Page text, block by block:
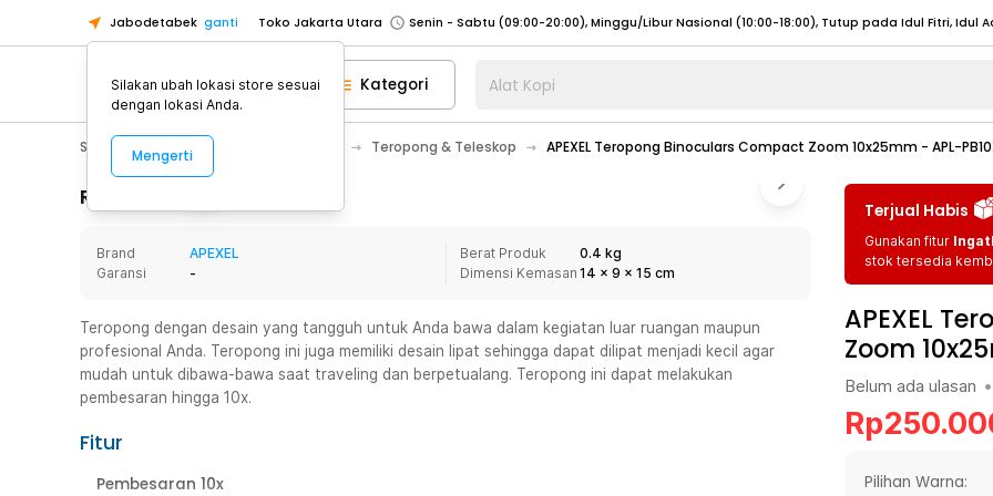
Jabodetabek ganti Toko Jakarta Utara
Toko Tangerang
Toko Cikupa
Pick n Go Jakarta Barat
Senin - Jumat (07:00 - 20:00), Sabtu - Minggu (08:00 - 20:00), Tutup pada Idul Fitri
Pick n Go Bekasi
Senin - Jumat (08:00 - 20:00), Sabtu - Minggu/ Libur Nasional (08:00 - 17:00) Selengkapnya
Senin - Jumat (08:00 - 20:00), Sabtu - Minggu/ Libur Nasional (08:00 - 17:00) Selengkapnya
Senin - Sabtu (09:00-20:00), Minggu/Libur Nasional (12:00-20:00), Tutup pada Idul Fitri
Senin - Sabtu (09:00-20:00), Minggu/Libur Nasional (12:00-20:00), Tutup pada Idul Fitri
Toko Tangerang
Toko Cikupa
Pick n Go Jakarta Barat
Senin - Jumat (07:00 - 20:00), Sabtu - Minggu (08:00 - 20:00), Tutup pada Idul Fitri
Senin - Jumat (08:00 - 20:00), Sabtu - Minggu/ Libur Nasional (08:00 - 17:00) Selengkapnya
Kategori Alat Kopi
Sport & Outdoor Teropong & Teleskop APEXEL Teropong Binoculars Compact Zoom 10x25mm - APL-
Rincian Produk
Brand
APEXEL
Garansi
-
Berat Produk
0.4 kg
Dimensi Kemasan 14 x 9 x 15 cm
Teropong dengan desain yang tangguh untuk Anda bawa dalam kegiatan luar ruangan maupun
profesional Anda. Teropong ini juga memiliki desain lipat sehingga dapat dilipat menjadi kecil agar
mudah untuk dibawa-bawa saat traveling dan berpetualang. Teropong ini dapat melakukan
pembesaran hingga 10x.
Fitur
Pembesaran 10x
Terjual Habis
Gunakan fitur
stok tersedia
APEXEL
Zoom
Belum ada ulasan •
Rp
Pilihan Warna:
Silakan ubah lokasi store sesuai
dengan lokasi Anda.
Mengerti